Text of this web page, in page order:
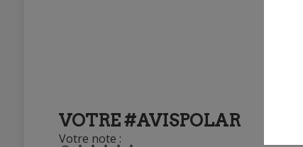
VOTRE #AVISPOLAR
Votre note :